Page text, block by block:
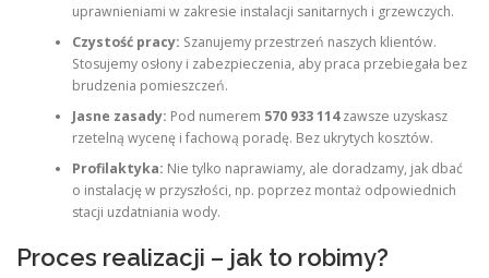
uprawnieniami w zakresie instalacji sanitarnych i grzewczych.
Czystość pracy: Szanujemy przestrzeń naszych klientów.
Stosujemy osłony i zabezpieczenia, aby praca przebiegała bez
brudzenia pomieszczeń.
Jasne zasady: Pod numerem 570 933 114zawsze uzyskasz
rzetelną wycenę i fachową poradę. Bez ukrytych kosztów.
Profilaktyka: Nie tylko naprawiamy, ale doradzamy, jak dbać
o instalację w przyszłości, np. poprzez montaż odpowiednich
stacji uzdatniania wody.
Proces realizacji – jak to robimy?